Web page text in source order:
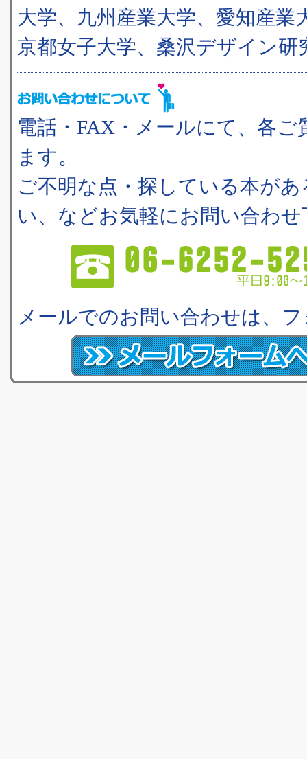
大学、九州産業大学、愛知産業
京都女子大学、桑沢デザイン研
電話・FAX・メールにて、各
ます。
ご不明な点・探している本が
い、などお気軽にお問い合わ
メールでのお問い合わせは、